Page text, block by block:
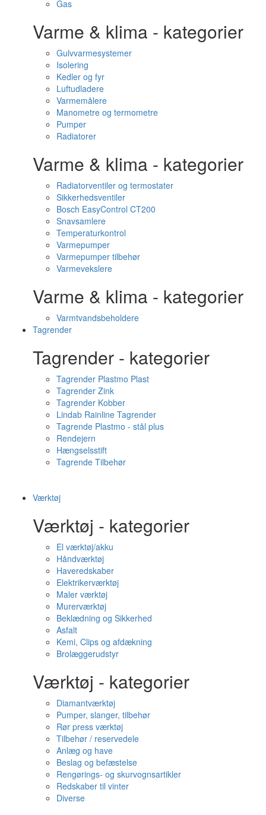
Gas
Varme & klima - kategorier
Gulvvarmesystemer
Isolering
Kedler og fyr
Luftudladere
Varmemålere
Manometre og termometre
Pumper
Radiatorer
Varme & klima - kategorier
Radiatorventiler og termostater
Sikkerhedsventiler
Bosch EasyControl CT200
Snavsamlere
Temperaturkontrol
Varmepumper
Varmepumper tilbehør
Varmevekslere
Varme & klima - kategorier
Varmtvandsbeholdere
Tagrender
Tagrender - kategorier
Tagrender Plastmo Plast
Tagrender Zink
Tagrender Kobber
Lindab Rainline Tagrender
Tagrende Plastmo - stål plus
Rendejern
Hængselsstift
Tagrende Tilbehør
Værktøj
Værktøj - kategorier
El værktøj/akku
Håndværktøj
Haveredskaber
Elektrikerværktøj
Maler værktøj
Murerværktøj
Beklædning og Sikkerhed
Asfalt
Kemi, Clips og afdækning
Brolæggerudstyr
Værktøj - kategorier
Diamantværktøj
Pumper, slanger, tilbehør
Rør press værktøj
Tilbehør / reservedele
Anlæg og have
Beslag og befæstelse
Rengørings- og skurvognsartikler
Redskaber til vinter
Diverse